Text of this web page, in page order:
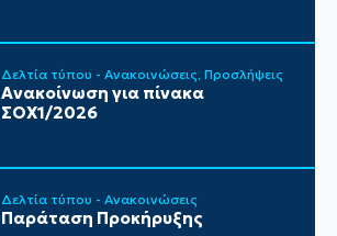
Δελτία τύπου - Ανακοινώσεις Προσλήψεις
Ανακοίνωση για πίνακα
ΣΟΧ1/2026
Δελτία τύπου - Ανακοινώσεις
Παράταση Προκήρυξης